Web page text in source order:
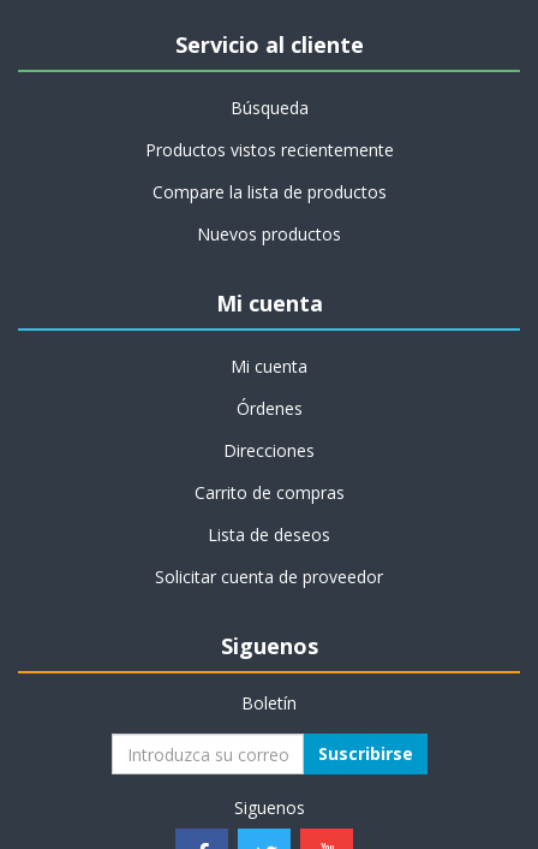
Servicio al cliente
Búsqueda
Productos vistos recientemente
Compare la lista de productos
Nuevos productos
Mi cuenta
Mi cuenta
Órdenes
Direcciones
Carrito de compras
Lista de deseos
Solicitar cuenta de proveedor
Siguenos
Boletín
Suscribirse
Siguenos